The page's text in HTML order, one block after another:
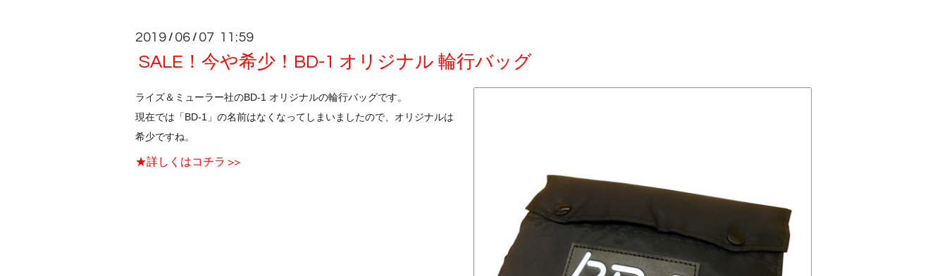
2019 / 06 / 07 11:59
SALE！今や希少！BD-1 オリジナル 輪行バッグ
ライズ＆ミューラー社のBD-1 オリジナルの輪行バッグです。
現在では「BD-1」の名前はなくなってしまいましたので、オリジナルは
希少ですね。
★詳しくはコチラ >>